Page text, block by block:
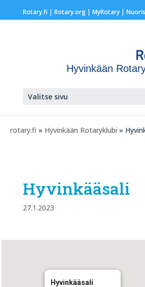
Rotary.fi | Rotary.org| MyRotary |
Hyvinkään
Valitse sivu
rotary.fi » Hyvinkään Rotaryklubi »
Hyvinkääsali
27.1.2023
Hyvinkääsali